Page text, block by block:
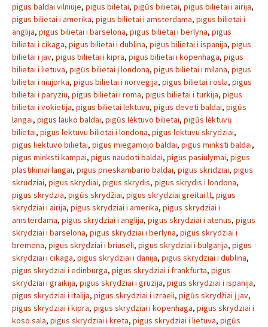
pigus baldai vilniuje, pigus biletai, pigūs bilietai, pigus bilietai i airija,
pigus bilietai i amerika, pigus bilietai i amsterdama, pigus bilietai i
anglija, pigus bilietai i barselona, pigus bilietai i berlyna, pigus
bilietai i cikaga, pigus bilietai i dublina, pigus bilietai i ispanija, pigus
bilietai i jav, pigus bilietai i kipra, pigus bilietai i kopenhaga, pigus
bilietai i lietuva, pigūs bilietai į londoną, pigus bilietai i milana, pigus
bilietai i niujorka, pigus bilietai i norvegija, pigus bilietai i osla, pigus
bilietai i paryziu, pigus bilietai i roma, pigus bilietai i turkija, pigus
bilietai i vokietija, pigus bilietai lektuvu, pigus deveti baldai, pigūs
langai, pigus lauko baldai, pigūs lėktuvo bilietai, pigūs lėktuvų
bilietai, pigus lektuvu bilietai i londona, pigus lektuvu skrydziai,
pigus liektuvo bilietai, pigus miegamojo baldai, pigus minksti baldai,
pigus minksti kampai, pigus naudoti baldai, pigus pasiulymai, pigus
plastikiniai langai, pigus prieskambario baldai, pigus skridziai, pigus
skrudziai, pigus skrydiai, pigus skrydis, pigus skrydis i londona,
pigus skrydzia, pigūs skrydžiai, pigus skrydziai greitai.lt, pigus
skrydziai i airija, pigus skrydziai i amerika, pigus skrydziai i
amsterdama, pigus skrydziai i anglija, pigus skrydziai i atenus, pigus
skrydziai i barselona, pigus skrydziai i berlyna, pigus skrydziai i
bremena, pigus skrydziai i briuseli, pigus skrydziai i bulgarija, pigus
skrydziai i cikaga, pigus skrydziai i danija, pigus skrydziai i dublina,
pigus skrydziai i edinburga, pigus skrydziai i frankfurta, pigus
skrydziai i graikija, pigus skrydziai i gruzija, pigus skrydziai i ispanija,
pigus skrydziai i italija, pigus skrydziai i izraeli, pigūs skrydžiai į jav,
pigus skrydziai i kipra, pigus skrydziai i kopenhaga, pigus skrydziai i
koso sala, pigus skrydziai i kreta, pigus skrydziai i lietuva, pigūs